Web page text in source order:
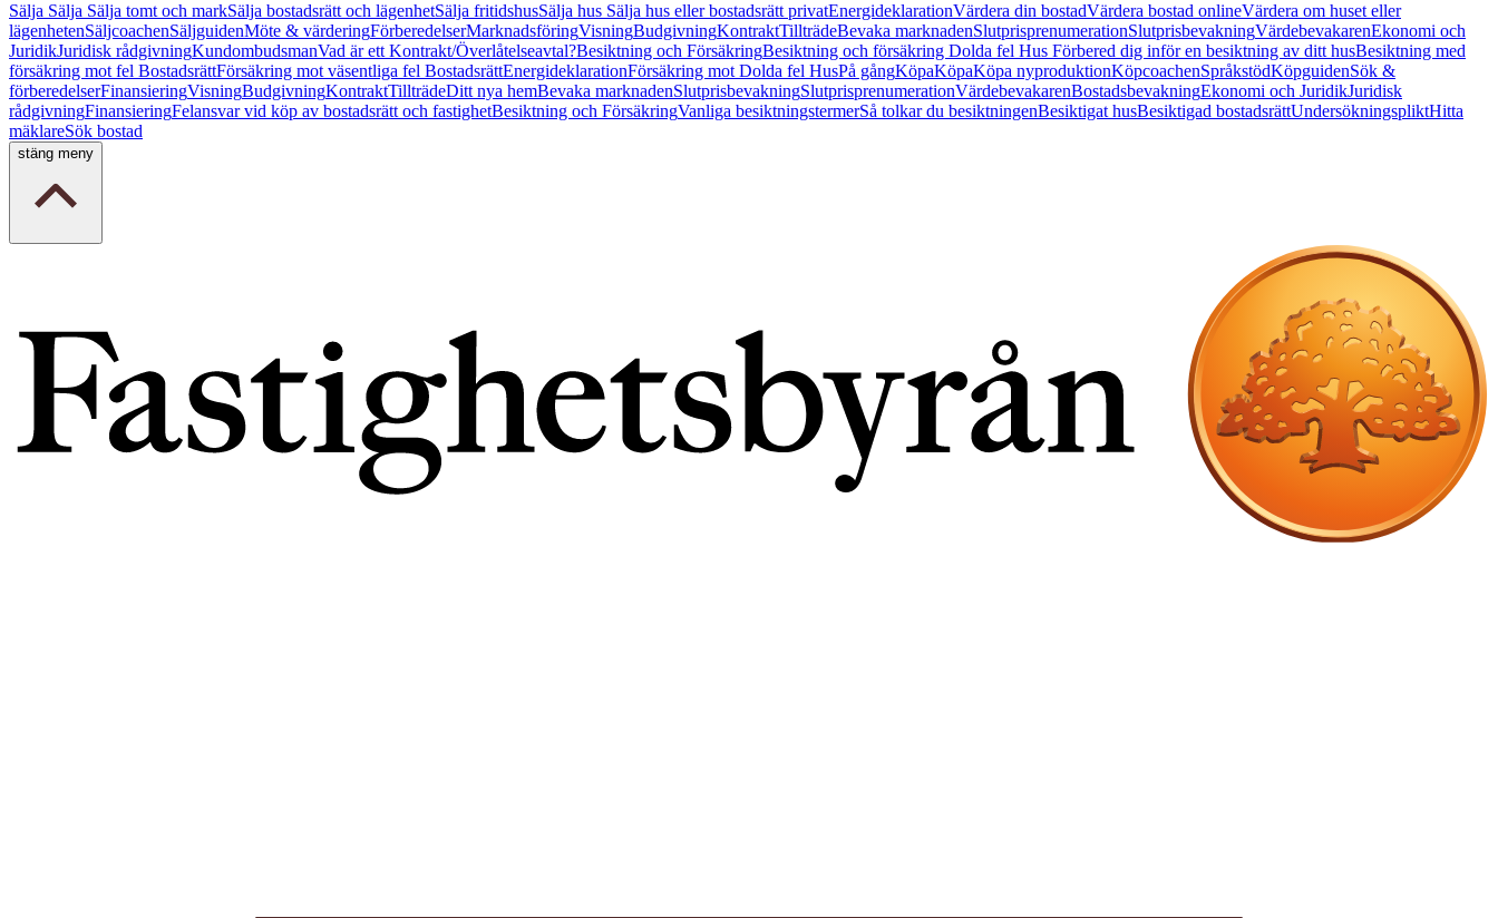
Sälja Sälja Sälja tomt och markSälja bostadsrätt och lägenhetSälja fritidshusSälja hus Sälja hus eller bostadsrätt privatEnergideklarationVärdera din bostadVärdera bostad onlineVärdera om huset eller
lägenhetenSäljcoachenSäljguidenMöte & värderingFörberedelserMarknadsföringVisningBudgivningKontraktTillträdeBevaka marknadenSlutprisprenumerationSlutprisbevakningVärdebevakarenEkonomi och
JuridikJuridisk rådgivningKundombudsmanVad är ett Kontrakt/Överlåtelseavtal?Besiktning och FörsäkringBesiktning och försäkring Dolda fel Hus Förbered dig inför en besiktning av ditt husBesiktning med
försäkring mot fel BostadsrättFörsäkring mot väsentliga fel BostadsrättEnergideklarationFörsäkring mot Dolda fel HusPå gångKöpaKöpaKöpa nyproduktionKöpcoachenSpråkstödKöpguidenSök &
förberedelserFinansieringVisningBudgivningKontraktTillträdeDitt nya hemBevaka marknadenSlutprisbevakningSlutprisprenumerationVärdebevakarenBostadsbevakningEkonomi och JuridikJuridisk
rådgivningFinansieringFelansvar vid köp av bostadsrätt och fastighetBesiktning och FörsäkringVanliga besiktningstermerSå tolkar du besiktningenBesiktigat husBesiktigad bostadsrättUndersökningspliktHitta
mäklareSök bostad
stäng meny